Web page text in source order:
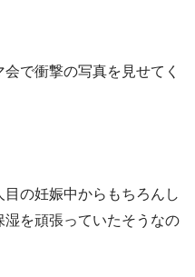
で衝撃の写真を見せてく
の妊娠中からもちろんし
を頑張っていたそうなの